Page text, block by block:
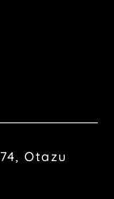
Otazu